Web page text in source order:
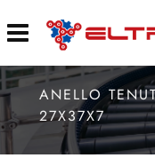
Open
ANELLO
27X37X7